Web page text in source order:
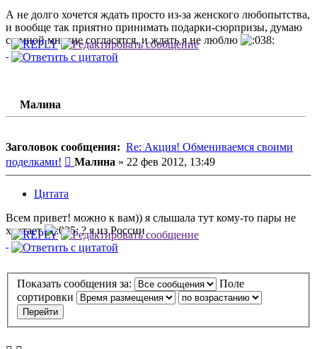
А не долго хочется ждать просто из-за женского любопытства,
и вообще так приятно принимать подарки-сюрпризы, думаю
со мной многие согласятся, и ждать я не люблю
Малина
Заголовок сообщения: Re: Акция! Обмениваемся своими
поделками!
Сообщение
Малина » 22 фев 2012, 13:49
Цитата
Всем привет! можно к вам)) я слышала тут кому-то пары не
хватает
? я из России
Показать сообщения за:
Поле
сортировки